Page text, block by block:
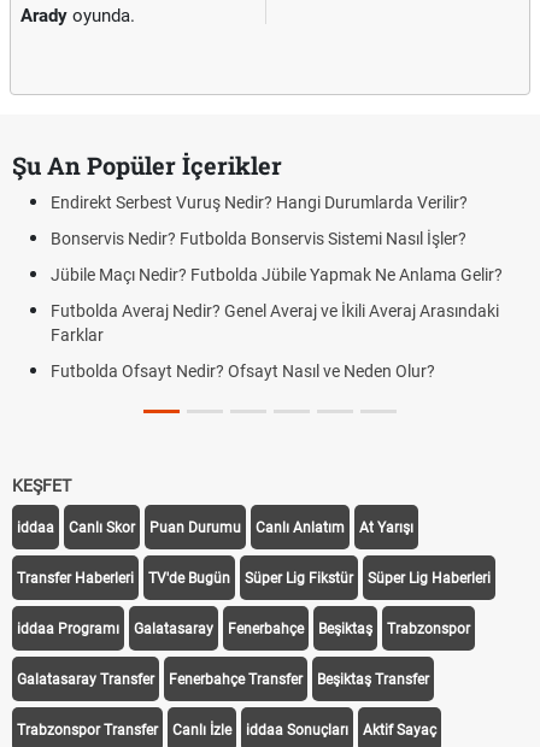
Arady oyunda.
Şu An Popüler İçerikler
Endirekt Serbest Vuruş Nedir? Hangi Durumlarda Verilir?
Bonservis Nedir? Futbolda Bonservis Sistemi Nasıl İşler?
Jübile Maçı Nedir? Futbolda Jübile Yapmak Ne Anlama Gelir?
Futbolda Averaj Nedir? Genel Averaj ve İkili Averaj Arasındaki
Farklar
Futbolda Ofsayt Nedir? Ofsayt Nasıl ve Neden Olur?
KEŞFET
iddaa Canlı Skor Puan Durumu Canlı Anlatım At Yarışı
Transfer Haberleri TV'de Bugün Süper Lig Fikstür Süper Lig Haberleri
iddaa Programı Galatasaray Fenerbahçe Beşiktaş Trabzonspor
Galatasaray Transfer Fenerbahçe Transfer Beşiktaş Transfer
Trabzonspor Transfer Canlı İzle iddaa Sonuçları Aktif Sayaç